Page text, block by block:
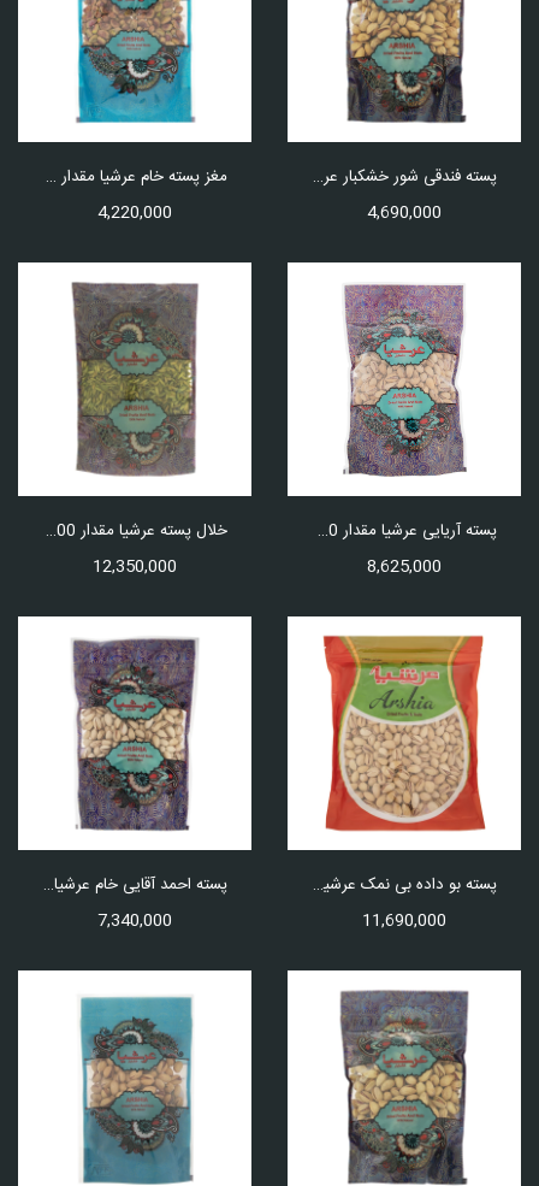
پسته فندقی شور خشکبار عرشیا مقدار 500 گرم
4,690,000
مغز پسته خام عرشیا مقدار 250 گرم
4,220,000
پسته آریایی عرشیا مقدار 750 گرم
8,625,000
خلال پسته عرشیا مقدار 500 گرم
12,350,000
پسته بو داده بی نمک عرشیا مقدار 1 کیلو گرم
11,690,000
پسته احمد آقایی خام عرشیا مقدار 750 گرم
7,340,000